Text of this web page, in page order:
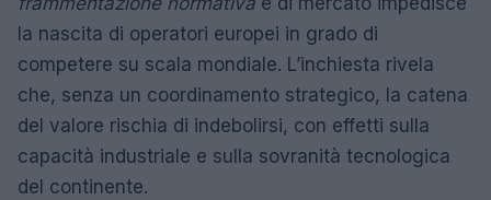
la nascita di operatori europei in grado di
competere su scala mondiale. L’inchiesta rivela
che, senza un coordinamento strategico, la catena
del valore rischia di indebolirsi, con effetti sulla
capacità industriale e sulla sovranità tecnologica
del continente.